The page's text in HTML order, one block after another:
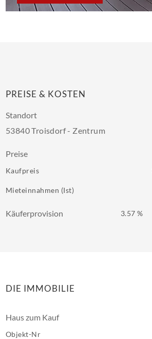
PREISE & KOSTEN
Standort
53840 Troisdorf - Zentrum
Preise
Kaufpreis
Mieteinnahmen (Ist)
Käuferprovision 3.57 %
DIE IMMOBILIE
Haus zum Kauf
Objekt-Nr